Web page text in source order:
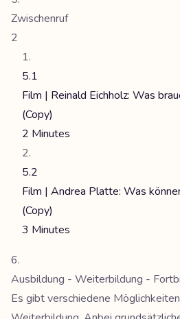
Zwischenruf
2
5.1
Film | Reinald Eichholz: Was
(Copy)
2 Minutes
5.2
Film | Andrea Platte: Was
(Copy)
3 Minutes
Ausbildung - Weiterbildung -
Es gibt verschiedene